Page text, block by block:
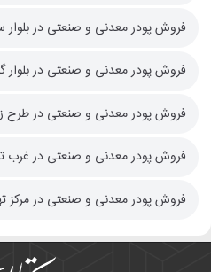
فروش پودر معدنی و صنعتی در بلوار
فروش پودر معدنی و صنعتی در بلوار
فروش پودر معدنی و صنعتی در طرح
فروش پودر معدنی و صنعتی در غرب
فروش پودر معدنی و صنعتی در مرکز